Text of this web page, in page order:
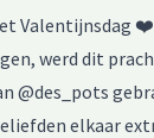
Valentijnsdag ❤️
werd dit
@des_pots
elkaar